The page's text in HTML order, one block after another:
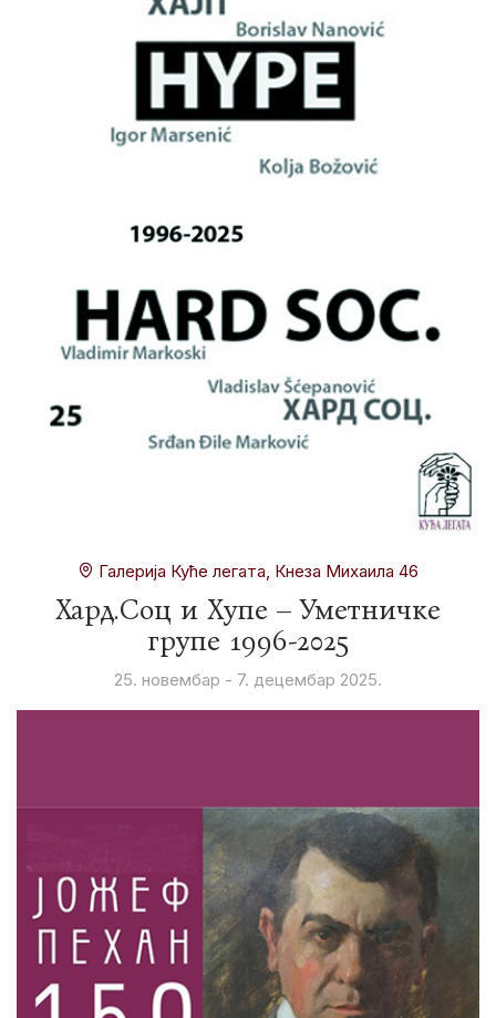
Галерија Куће легата, Кнеза Михаила 46
Хард.Соц и Хyпе – Уметничке
групе 1996-2025
25. новембар - 7. децембар 2025.